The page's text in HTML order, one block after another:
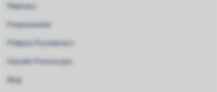
Płatności
Finansowanie
Polityka Prywatności
Gazetki Promocyjne
Blog